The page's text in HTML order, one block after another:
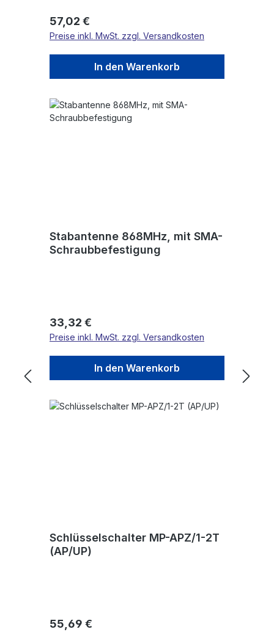
Regulärer Preis:
57,02 €
Preise inkl. MwSt. zzgl. Versandkosten
In den Warenkorb
Stabantenne 868MHz, mit SMA-
Schraubbefestigung
Regulärer Preis:
33,32 €
Preise inkl. MwSt. zzgl. Versandkosten
In den Warenkorb
Schlüsselschalter MP-APZ/1-2T
(AP/UP)
Regulärer Preis:
55,69 €